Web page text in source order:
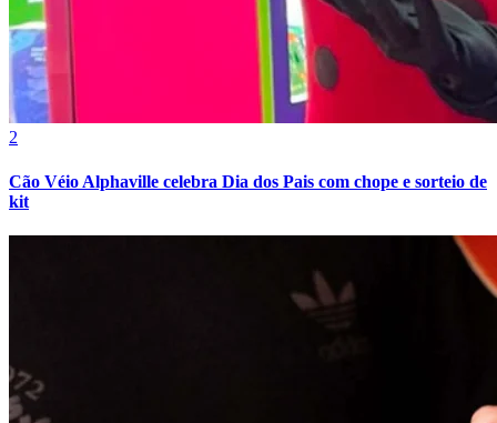
Botafogo
2
Cão Véio Alphaville celebra Dia dos Pais com chope e sorteio de
kit